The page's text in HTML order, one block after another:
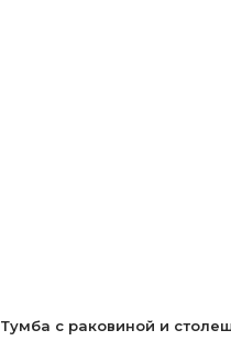
Тумба с раковиной и